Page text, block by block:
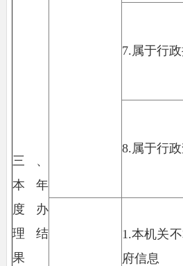
三、
本年
度办
理结
果
7.属于行
8.属于行
1.本机关
府信息